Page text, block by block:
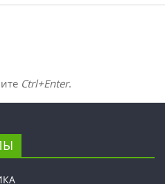
Ctrl+Enter.